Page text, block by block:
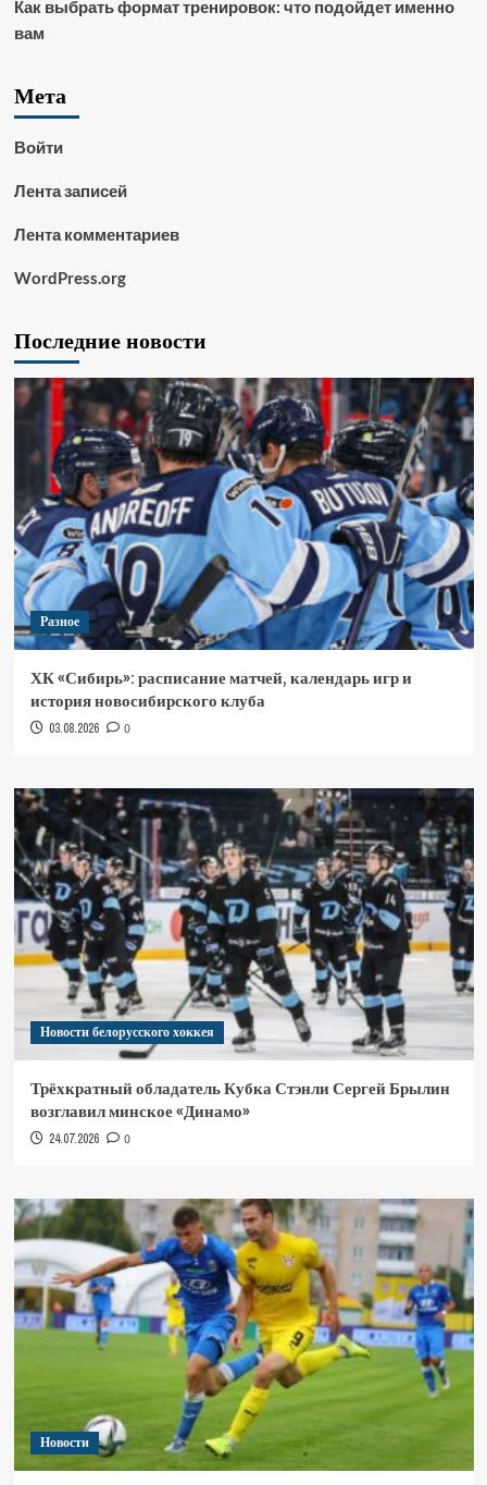
Как выбрать формат тренировок: что подойдет именно
вам
Мета
Войти
Лента записей
Лента комментариев
WordPress.org
Последние новости
Разное
ХК «Сибирь»: расписание матчей, календарь игр и
история новосибирского клуба
03.08.2026 0
Новости белорусского хоккея
Трёхкратный обладатель Кубка Стэнли Сергей Брылин
возглавил минское «Динамо»
24.07.2026 0
Новости